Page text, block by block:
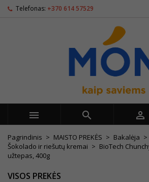
Telefonas: +370 614 57529
  
Pagrindinis MAISTO PREKĖS Bakalėja
Šokolado ir riešutų kremai
BioTech
užtepas, 400g
VISOS PREKĖS